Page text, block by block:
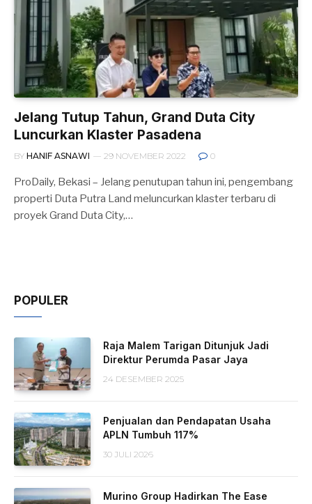
Jelang Tutup Tahun, Grand Duta City
Luncurkan Klaster Pasadena
BY HANIF ASNAWI 29 NOVEMBER 2022 0
ProDaily, Bekasi – Jelang penutupan tahun ini, pengembang
properti Duta Putra Land meluncurkan klaster terbaru di
proyek Grand Duta City,…
POPULER
Raja Malem Tarigan Ditunjuk Jadi
Direktur Perumda Pasar Jaya
24 DESEMBER 2025
Penjualan dan Pendapatan Usaha
APLN Tumbuh 117%
30 JULI 2026
Murino Group Hadirkan The Ease